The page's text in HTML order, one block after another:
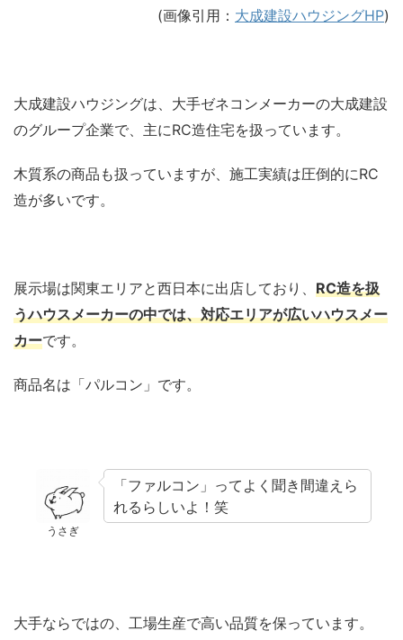
(画像引用： 大成建設ハウジングHP)
大成建設ハウジングは、大手ゼネコンメーカーの大成建設
のグループ企業で、主にRC造住宅を扱っています。
木質系の商品も扱っていますが、施工実績は圧倒的にRC
造が多いです。
展示場は関東エリアと西日本に出店しており、 RC造を扱
うハウスメーカーの中では、対応エリアが広いハウスメー
カーです。
商品名は「パルコン」です。
うさぎ
「ファルコン」ってよく聞き間違えら
れるらしいよ！笑
大手ならではの、工場生産で高い品質を保っています。